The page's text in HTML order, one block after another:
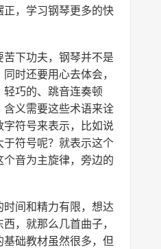
，学习钢琴更多的快
下功夫，钢琴并不是
时还要用心去体会，
巧的、跳音连奏顿
义需要这些术语来诠
符号来表示，比如说
符号呢？就表示这个
音为主旋律，旁边的
间和精力有限，想达
，就那么几首曲子，
础教材虽然很多，但